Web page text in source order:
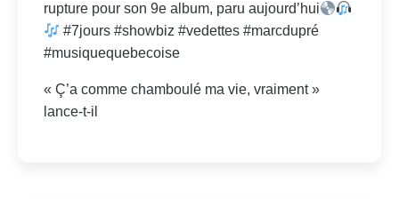
rupture pour son 9e album, paru aujourd’hui
#7jours #showbiz #vedettes #marcdupré
#musiquequebecoise
« Ç’a comme chamboulé ma vie, vraiment »
lance-t-il